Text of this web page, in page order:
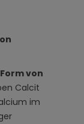
Form von
Calcit
im